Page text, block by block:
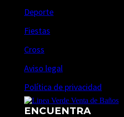
Deporte
Fiestas
Cross
Aviso legal
Política de privacidad
ENCUENTRA